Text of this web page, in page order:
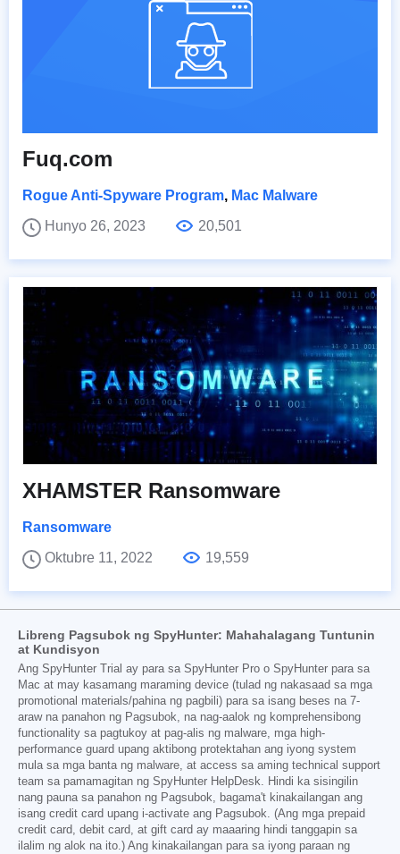
Fuq.com
Rogue Anti-Spyware Program, Mac Malware
Hunyo 26, 2023
20,501
XHAMSTER Ransomware
Ransomware
Oktubre 11, 2022
19,559
Libreng Pagsubok ng SpyHunter: Mahahalagang Tuntunin
at Kundisyon
Ang SpyHunter Trial ay para sa SpyHunter Pro o SpyHunter para sa
Mac at may kasamang maraming device (tulad ng nakasaad sa mga
promotional materials/pahina ng pagbili) para sa isang beses na 7-
araw na panahon ng Pagsubok, na nag-aalok ng komprehensibong
functionality sa pagtukoy at pag-alis ng malware, mga high-
performance guard upang aktibong protektahan ang iyong system
mula sa mga banta ng malware, at access sa aming technical support
team sa pamamagitan ng SpyHunter HelpDesk. Hindi ka sisingilin
nang pauna sa panahon ng Pagsubok, bagama't kinakailangan ang
isang credit card upang i-activate ang Pagsubok. (Ang mga prepaid
credit card, debit card, at gift card ay maaaring hindi tanggapin sa
ilalim ng alok na ito.) Ang kinakailangan para sa iyong paraan ng